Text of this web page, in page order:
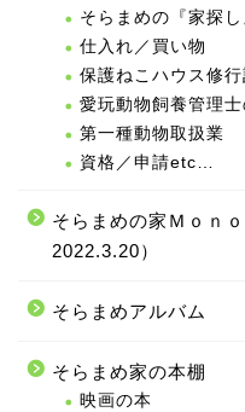
そらまめの『家探
仕入れ／買い物
保護ねこハウス修行
愛玩動物飼養管理
第一種動物取扱業
資格／申請etc…
そらまめの家Ｍｏｎ
2022.3.20）
そらまめアルバム
そらまめ家の本棚
映画の本